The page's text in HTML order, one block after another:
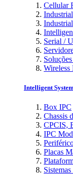
Cellular
Serial /
Wireless
Intelligent
Box IPC
Chassis
CPCIS,
IPC
Placas